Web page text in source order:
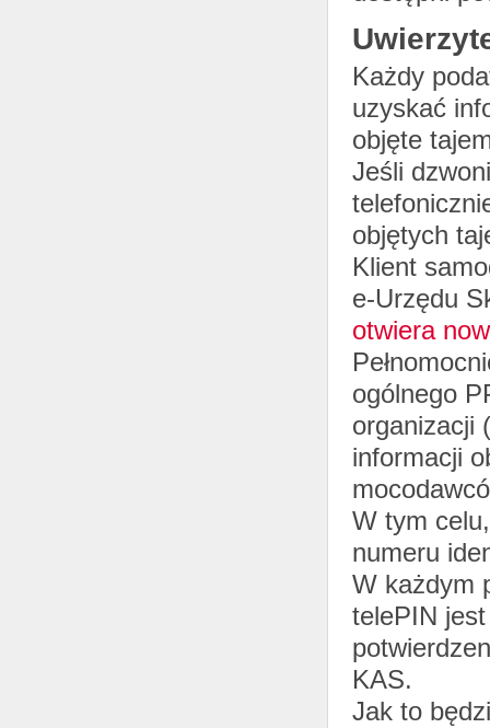
Każdy
uzyskać
objęte
Jeśli
objętych
Klient
e-Urzędu
otwiera
ogólnego
organizacji
informacji
W tym
numeru
W każdym
telePIN
KAS.
Jak to